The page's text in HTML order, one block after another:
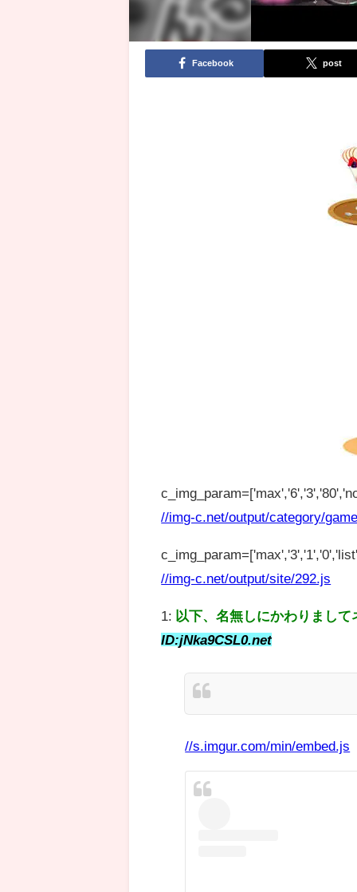
Facebook post
//img-c.net/output/category/
//img-c.net/output/site/292.js
1: 以下、名無しにかわりまし
ID:jNka9CSL0.net
//s.imgur.com/min/embed.js